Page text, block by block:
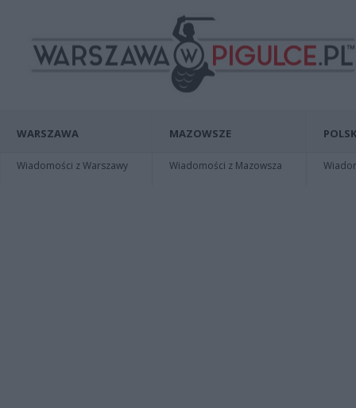
WARSZAWA
Wiadomości z Warszawy
MAZOWSZE
Wiadomości z Mazowsza